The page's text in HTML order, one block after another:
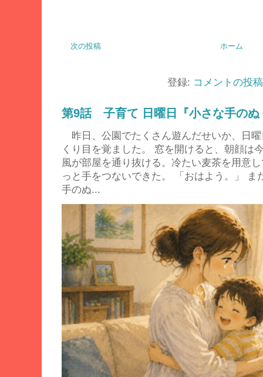
次の投稿 ホーム
登録: コメントの投
第9話 子育て 日曜日『小さな手のぬ
昨日、公園でたくさん遊んだせいか、日
くり目を覚ました。 窓を開けると、朝顔は
風が部屋を通り抜ける。冷たい麦茶を用意
っと手をつないできた。 「おはよう。」 ま
手のぬ...